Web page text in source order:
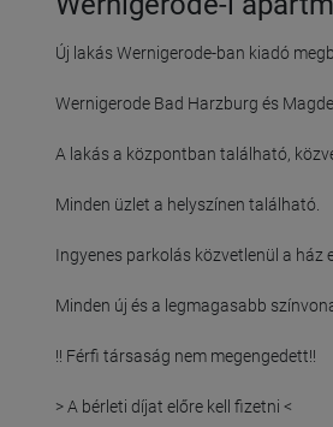
Új lakás Wernigerode-ban kiadó
Wernigerode Bad Harzburg és
A lakás a központban található,
Minden üzlet a helyszínen található.
Ingyenes parkolás közvetlenül a ház
Minden új és a legmagasabb
!! Férfi társaság nem megengedett!!
> A bérleti díjat előre kell fizetni <